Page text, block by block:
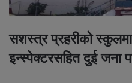
सशस्त्र प्रहरीको स्कुलमा
इन्स्पेक्टरसहित दुई जना